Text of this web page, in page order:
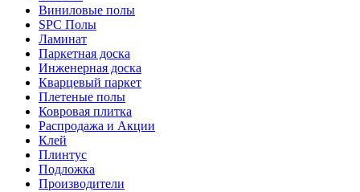
Виниловые полы
SPC Полы
Ламинат
Паркетная доска
Инженерная доска
Кварцевый паркет
Плетеные полы
Ковровая плитка
Распродажа и Акции
Клей
Плинтус
Подложка
Производители